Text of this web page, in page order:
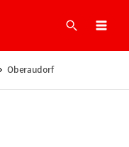
Suche
Oberaudorf